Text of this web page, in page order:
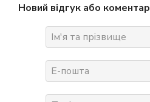
Новий відгук або коментар